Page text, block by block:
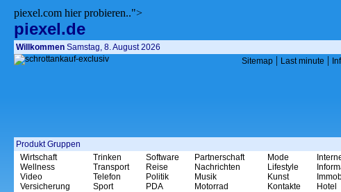
piexel.com hier probieren..">
piexel.de
Willkommen Samstag, 8. August 2026
Sitemap | Last minute |
Produkt Gruppen
Wirtschaft
Wellness
Video
Versicherung
Trinken
Transport
Telefon
Sport
Software
Reise
Politik
PDA
Partnerschaft
Nachrichten
Musik
Motorrad
Mode
Lifestyle
Kunst
Kontakte
Hotel